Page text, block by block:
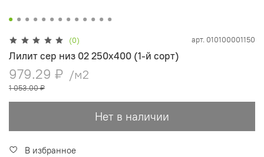
(0) арт. 010100001150
Лилит сер низ 02 250х400 (1-й сорт)
979.29 ₽ /м2
1 053.00 ₽
Нет в наличии
В избранное